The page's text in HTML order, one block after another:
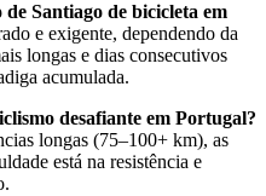
Santiago de bicicleta em
e exigente, dependendo da
longas e dias consecutivos
acumulada.
desafiante em Portugal?
longas (75–100+ km), as
está na resistência e